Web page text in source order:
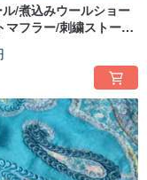
/煮込みウールショー
マフラー/刺繍ストール/